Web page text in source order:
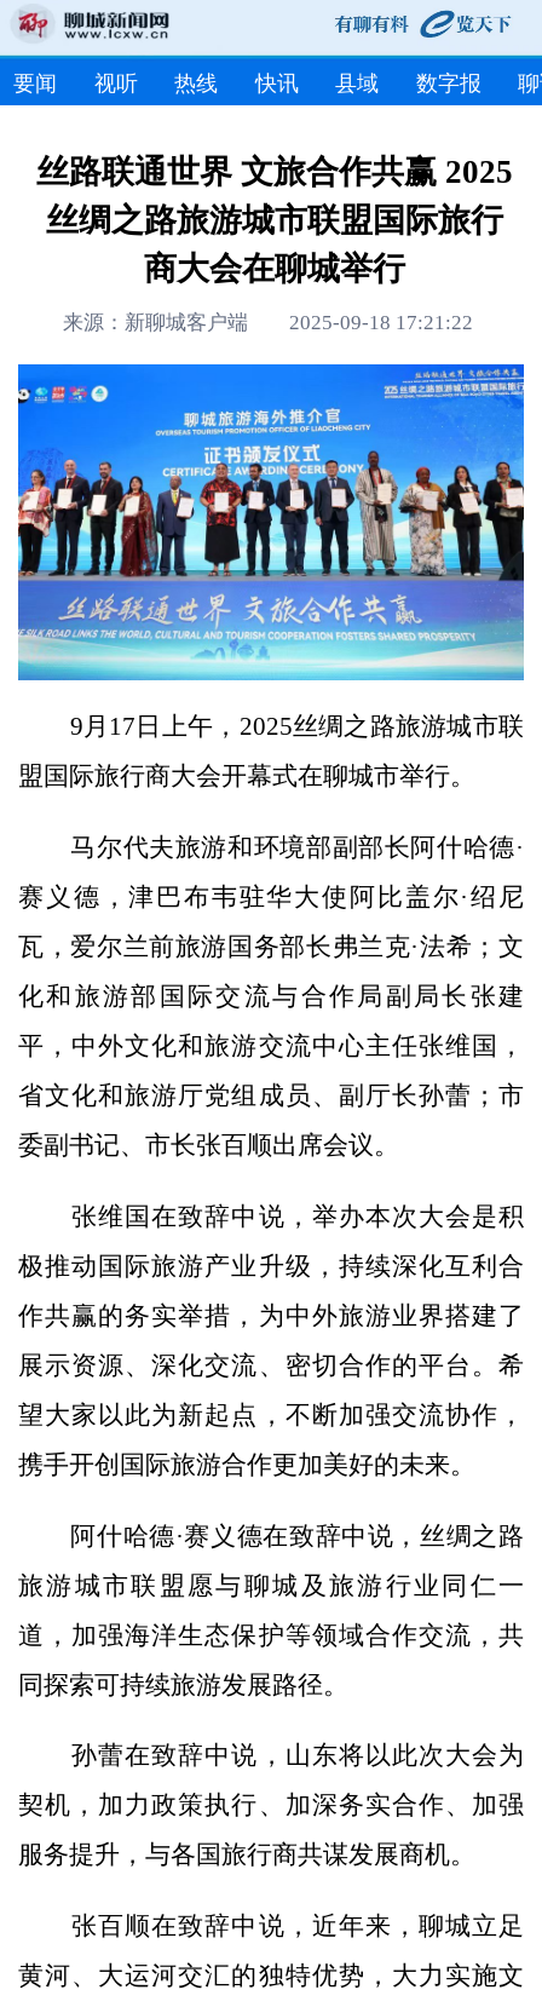
要闻 视听 热线 快讯 县域 数字报
丝路联通世界 文旅合作共赢 2025
丝绸之路旅游城市联盟国际旅行
商大会在聊城举行
来源：新聊城客户端 2025-09-18 17:21:22
9月17日上午，2025丝绸之路旅游城市联
盟国际旅行商大会开幕式在聊城市举行。
马尔代夫旅游和环境部副部长阿什哈德·
赛义德，津巴布韦驻华大使阿比盖尔·绍尼
瓦，爱尔兰前旅游国务部长弗兰克·法希；文
化和旅游部国际交流与合作局副局长张建
平，中外文化和旅游交流中心主任张维国，
省文化和旅游厅党组成员、副厅长孙蕾；市
委副书记、市长张百顺出席会议。
张维国在致辞中说，举办本次大会是积
极推动国际旅游产业升级，持续深化互利合
作共赢的务实举措，为中外旅游业界搭建了
展示资源、深化交流、密切合作的平台。希
望大家以此为新起点，不断加强交流协作，
携手开创国际旅游合作更加美好的未来。
阿什哈德·赛义德在致辞中说，丝绸之路
旅游城市联盟愿与聊城及旅游行业同仁一
道，加强海洋生态保护等领域合作交流，共
同探索可持续旅游发展路径。
孙蕾在致辞中说，山东将以此次大会为
契机，加力政策执行、加深务实合作、加强
服务提升，与各国旅行商共谋发展商机。
张百顺在致辞中说，近年来，聊城立足
黄河、大运河交汇的独特优势，大力实施文